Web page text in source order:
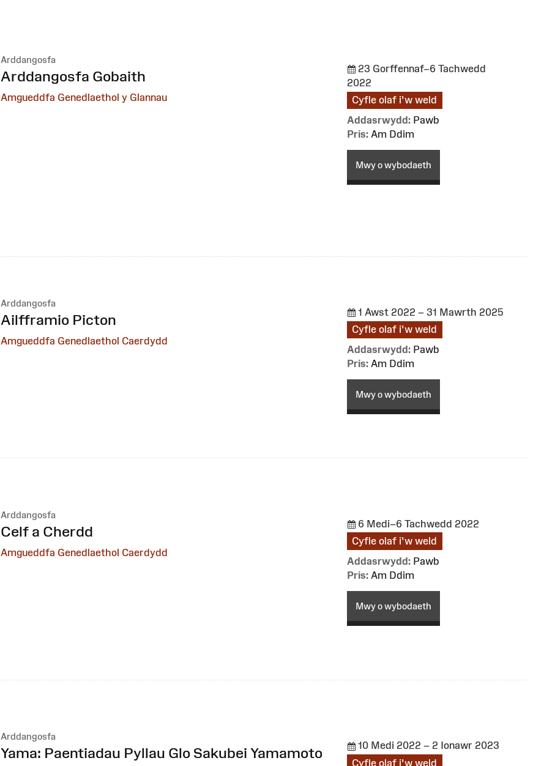
Arddangosfa
:
Arddangosfa Gobaith
Amgueddfa Genedlaethol y Glannau
23 Gorffennaf–6 Tachwedd
2022
Cyfle olaf i'w weld
Addasrwydd: Pawb
Pris: Am Ddim
Mwy o wybodaeth
Arddangosfa
:
Ailfframio Picton
Amgueddfa Genedlaethol Caerdydd
1 Awst 2022 – 31 Mawrth 2025
Cyfle olaf i'w weld
Addasrwydd: Pawb
Pris: Am Ddim
Mwy o wybodaeth
Arddangosfa
:
Celf a Cherdd
Amgueddfa Genedlaethol Caerdydd
6 Medi–6 Tachwedd 2022
Cyfle olaf i'w weld
Addasrwydd: Pawb
Pris: Am Ddim
Mwy o wybodaeth
Arddangosfa
:
Yama: Paentiadau Pyllau Glo Sakubei Yamamoto
10 Medi 2022 – 2 Ionawr 2023
Cyfle olaf i'w weld